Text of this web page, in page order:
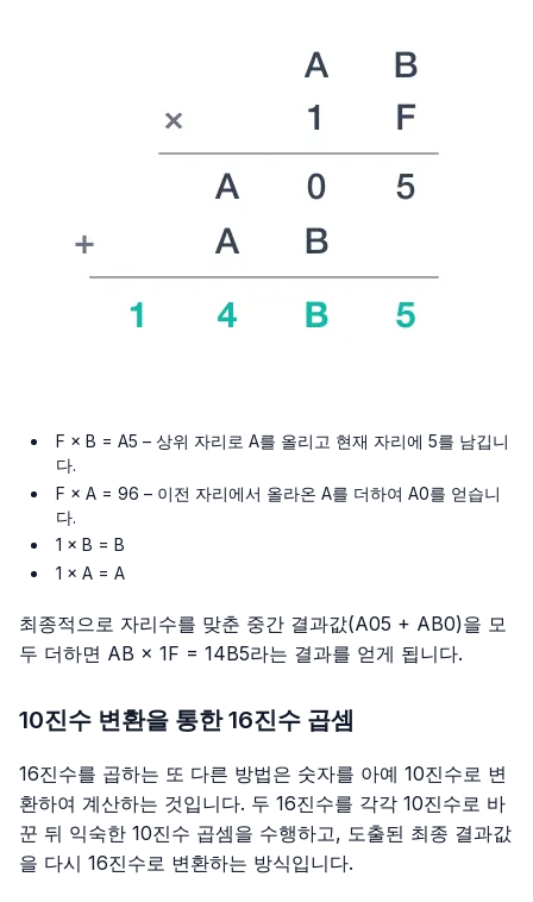
F × B = A5 – 상위 자리로 A를 올리고 현재 자리에 5를 남깁니
다.
F × A = 96 – 이전 자리에서 올라온 A를 더하여 A0를 얻습니
다.
1 × B = B
1 × A = A
최종적으로 자리수를 맞춘 중간 결과값(A05 + AB0)을 모
두 더하면 AB × 1F = 14B5라는 결과를 얻게 됩니다.
10진수 변환을 통한 16진수 곱셈
16진수를 곱하는 또 다른 방법은 숫자를 아예 10진수로 변
환하여 계산하는 것입니다. 두 16진수를 각각 10진수로 바
꾼 뒤 익숙한 10진수 곱셈을 수행하고, 도출된 최종 결과값
을 다시 16진수로 변환하는 방식입니다.